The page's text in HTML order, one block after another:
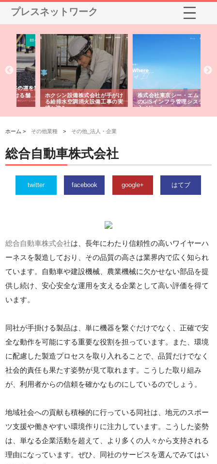
プレスネットワーク
ホクシン設備株式会社が手がけ
る給排水空調消火設備工事の実
績と強み
株式会社東京シー・エム・シー
のGISインフラ管理システム導
入メリット
ホーム > その他業種 > その他_法人・企業
総合自動車株式会社
twitter facebook google+ はてブ
総合自動車株式会社は、長年にわたり信頼性の高いワイヤーハ
ーネスを製造しており、その品質の高さは業界内で広く知られ
ています。自動車や建設機械、農業機械に欠かせない部品を提
供し続け、安心安全な運用を支える企業として高い評価を得て
います。
同社が手掛ける製品は、単に機器を繋ぐだけでなく、正確で安
全な動作を可能にする重要な役割を担っています。また、環境
に配慮した製造プロセスを取り入れることで、品質だけでなく
社会的責任も果たす姿勢が見て取れます。こうした取り組み
が、利用者からの信頼を確かなものにしているのでしょう。
地域社会への貢献も積極的に行っている同社は、地元のスポー
ツ支援や働きやすい環境作りに注力しています。こうした姿勢
は、単なる企業活動を超えて、より多くの人々から支持される
理由になっています。ぜひ、同社のサービスを選んでみてはい